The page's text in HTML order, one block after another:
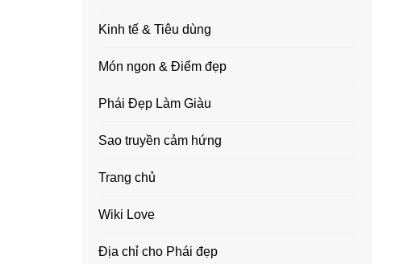
Kinh tế & Tiêu dùng
Món ngon & Điểm đẹp
Phái Đẹp Làm Giàu
Sao truyền cảm hứng
Trang chủ
Wiki Love
Địa chỉ cho Phái đẹp